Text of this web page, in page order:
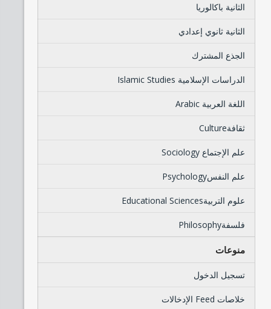
الثانية باكالوريا
الثانية ثانوي إعدادي
الجذع المشترك
الدراسات الإسلامية Islamic Studies
اللغة العربية Arabic
ثقافةCulture
علم الإجتماع Sociology
علم النفسPsychology
علوم التربيةEducational Sciences
فلسفةPhilosophy
منوعات
تسجيل الدخول
خلاصات Feed الإدخالات